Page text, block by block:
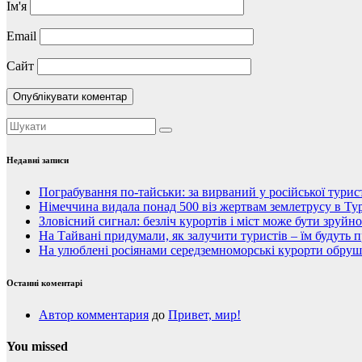
Ім'я
Email
Сайт
Недавні записи
Пограбування по-тайськи: за вирваний у російської
Німеччина видала понад 500 віз жертвам землетрусу в
Зловісний сигнал: безліч курортів і міст може бути
На Тайвані придумали, як залучити туристів – їм будуть
На улюблені росіянами середземноморські курорти
Останні коментарі
Автор комментария до Привет, мир!
You missed